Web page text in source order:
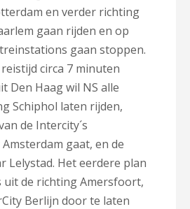
en verder richting
gaan rijden en op
gaan stoppen.
circa 7 minuten
Den Haag wil NS alle
Schiphol laten rijden,
de Intercity´s
gaat, en de
Lelystad. Het eerdere plan
uit de richting Amersfoort,
Berlijn door te laten